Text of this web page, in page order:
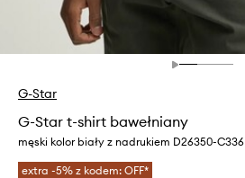
G-Star
G-Star t-shirt bawełniany
męski kolor biały z nadrukiem D26350-C336
extra -5% z kodem: OFF*